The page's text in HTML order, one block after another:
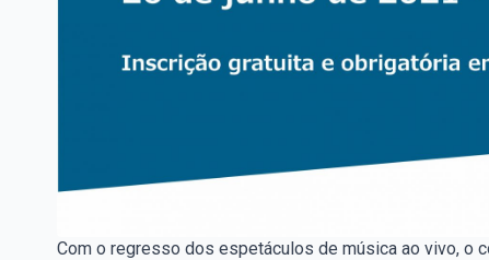
Com o regresso dos espetáculos de música ao vivo, o